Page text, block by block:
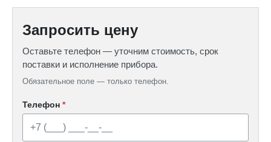
Запросить цену
Оставьте телефон — уточним стоимость, срок
поставки и исполнение прибора.
Обязательное поле — только телефон.
Телефон *